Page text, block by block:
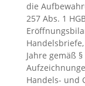
die
257 Abs. 1
Jahre gemäß
Handels- und